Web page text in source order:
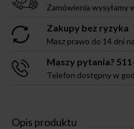
Zamówienia wysyłamy
Zakupy bez ryzyka
Masz prawo do 14 dni
Maszy pytania?
Telefon dostępny w
Opis produktu